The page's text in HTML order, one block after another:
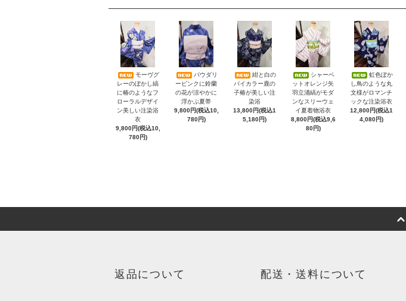
モーヴグ
レーのぼかし縞
に椿のようなフ
ローラルデザイ
ン美しい注染浴
衣
9,800円(税込10,
780円)
パウダリ
ーピンクに鈴蘭
の花が涼やかに
浮かぶ夏帯
9,800円(税込10,
780円)
紺と白の
バイカラー鹿の
子椿が美しい注
染浴
13,800円(税込1
5,180円)
シャーベ
ットオレンジ矢
羽立涌縞がモダ
ンなスリーウェ
イ夏着物浴衣
8,800円(税込9,6
80円)
虹色ぼか
し鳥のような丸
文様がロマンチ
ックな注染浴衣
12,800円(税込1
4,080円)
返品について 配送・送料について